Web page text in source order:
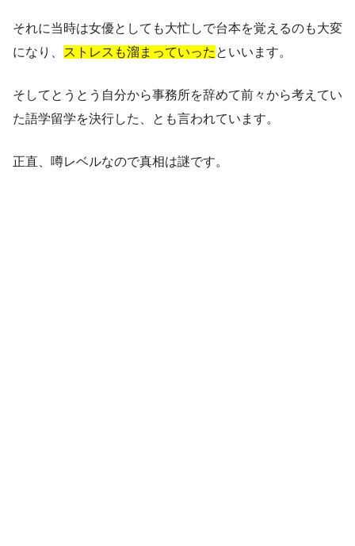
それに当時は女優としても大忙しで台本を覚えるのも大変
になり、
ストレスも溜まっていった といいます。
そしてとうとう自分から事務所を辞めて前々から考えてい
た語学留学を決行した、とも言われています。
正直、噂レベルなので真相は謎です。